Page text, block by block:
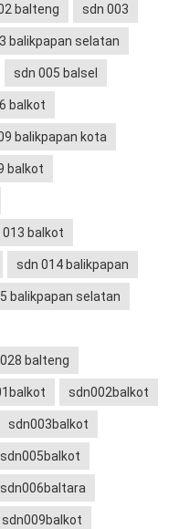
balteng sdn 003
balikpapan selatan
sdn 005 balsel
balkot
balikpapan kota
balkot
013 balkot
sdn 014 balikpapan
balikpapan selatan
balteng
sdn002balkot
sdn003balkot
sdn005balkot
sdn006baltara
sdn009balkot